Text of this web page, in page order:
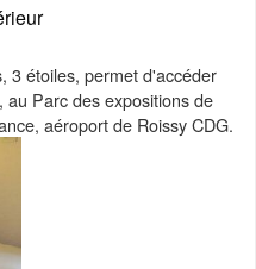
3 étoiles, permet d'accéder
Parc des expositions de
aéroport de Roissy CDG.